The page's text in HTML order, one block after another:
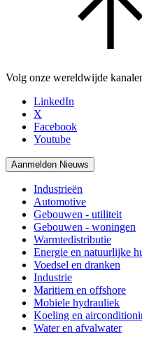
Volg onze wereldwijde
LinkedIn
X
Facebook
Youtube
Aanmelden Nieuws
Industrieën
Automotive
Gebouwen - utiliteit
Gebouwen - woningen
Warmtedistributie
Energie en natuurlijke
Voedsel en dranken
Industrie
Maritiem en offshore
Mobiele hydrauliek
Koeling en
Water en afvalwater